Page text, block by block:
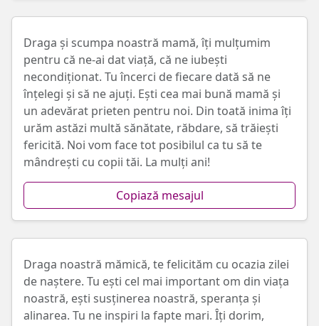
Draga și scumpa noastră mamă, îți mulțumim
pentru că ne-ai dat viață, că ne iubești
necondiționat. Tu încerci de fiecare dată să ne
înțelegi și să ne ajuți. Ești cea mai bună mamă și
un adevărat prieten pentru noi. Din toată inima îți
urăm astăzi multă sănătate, răbdare, să trăiești
fericită. Noi vom face tot posibilul ca tu să te
mândrești cu copii tăi. La mulți ani!
Copiază mesajul
Draga noastră mămică, te felicităm cu ocazia zilei
de naștere. Tu ești cel mai important om din viața
noastră, ești susținerea noastră, speranța și
alinarea. Tu ne inspiri la fapte mari. Îți dorim,